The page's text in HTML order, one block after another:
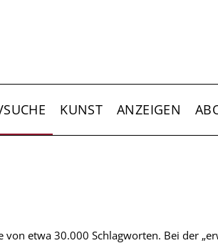
KUNST ANZEIGEN
etwa 30.000 Schlagworten. Bei der